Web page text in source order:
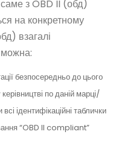
з OBD II (обд)
на конкретному
взагалі
можна:
безпосередньо до цього
по даній марці/
ідентифікаційні таблички
“OBD II compliant”